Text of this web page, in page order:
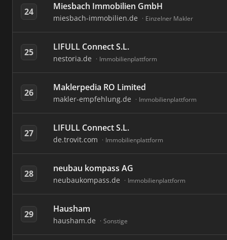
24 Miesbach Immobilien GmbH
miesbach-immobilien.de Einzelner Makler
25 LIFULL Connect S.L.
nestoria.de Immobilienplattform
26 Maklerpedia RO Limited
makler-empfehlung.de Immobilienplattform
27 LIFULL Connect S.L.
de.trovit.com Immobilienplattform
28 neubau kompass AG
neubaukompass.de Immobilienplattform
29 Hausham
hausham.de Sonstige